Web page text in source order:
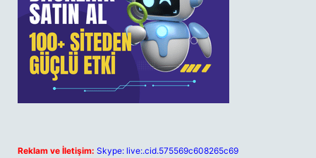
Reklam ve İletişim: Skype: live:.cid.575569c608265c69